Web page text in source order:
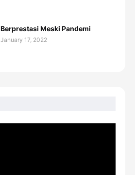
Berprestasi Meski Pandemi
January 17, 2022